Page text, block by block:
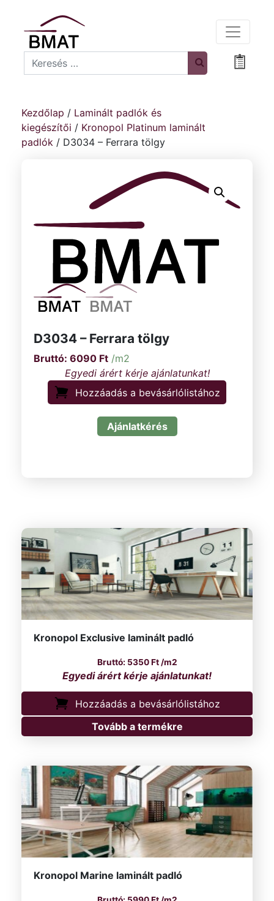
Search
Kezdőlap / Laminált padlók és
kiegészítői / Kronopol Platinum laminált
padlók / D3034 – Ferrara tölgy
D3034 – Ferrara tölgy
6090 Ft /m2
Hozzáadás a bevásárlólistához
Ajánlatkérés
Kronopol Exclusive laminált padló
5350Ft/m2
Hozzáadás a bevásárlólistához
Tovább a termékre
Kronopol Marine laminált padló